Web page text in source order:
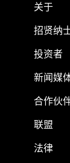
关于
招贤纳
投资者
新闻媒
合作伙
联盟
法律